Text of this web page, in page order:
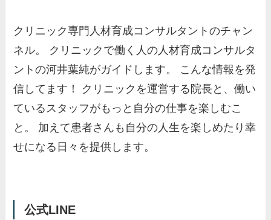
クリニック専門人材育成コンサルタントのチャン
ネル。 クリニックで働く人の人材育成コンサルタ
ントの河井葉純がガイドします。 こんな情報を発
信してます！ クリニックを運営する院長と、働い
ているスタッフがもっと自分の仕事を楽しむこ
と。 加えて患者さんも自分の人生を楽しめたり幸
せになる日々を提供します。
公式LINE